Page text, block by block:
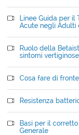
Linee Guida per
Acute negli Adulti
Ruolo della
sintomi vertiginose
Cosa fare di
Resistenza
Basi per il
Generale